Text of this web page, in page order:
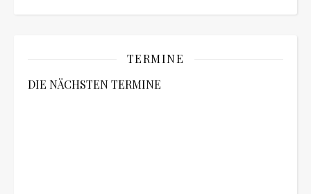
TERMINE
DIE NÄCHSTEN TERMINE